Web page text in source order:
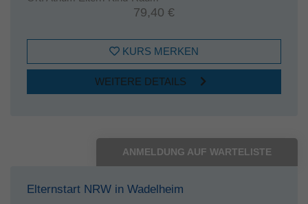
79,40 €
KURS MERKEN
WEITERE DETAILS
ANMELDUNG AUF WARTELISTE
Elternstart NRW in Wadelheim